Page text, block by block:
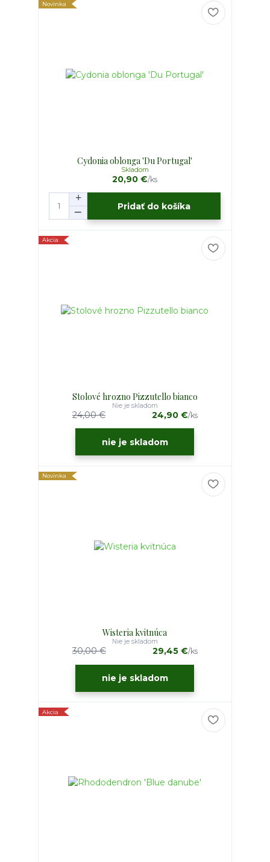
Novinka
Cydonia oblonga 'Du Portugal'
20,90 €/ks
Skladom
Pridať do košíka
Akcia
Stolové hrozno Pizzutello bianco
24,00 € 24,90 €/ks
Nie je skladom
nie je skladom
Novinka
Wisteria kvitnúca
30,00 € 29,45 €/ks
Nie je skladom
nie je skladom
Akcia